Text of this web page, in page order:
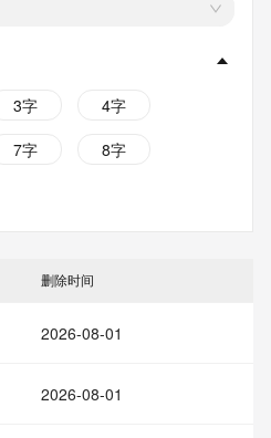
3字
4字
7字
8字
删除时间
2026-08-01
2026-08-01